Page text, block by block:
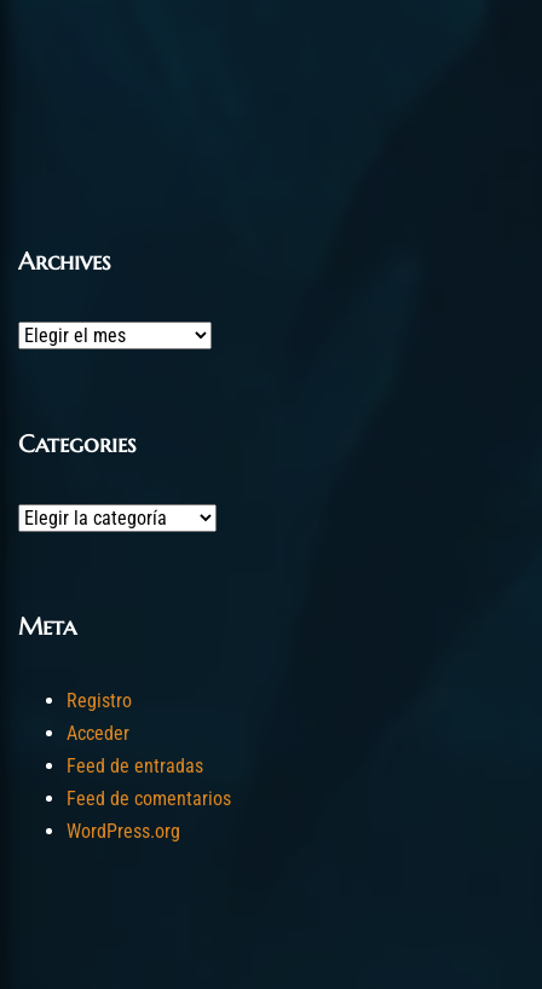
Archives
Archives
Categories
Categories
Meta
Registro
Acceder
Feed de entradas
Feed de comentarios
WordPress.org